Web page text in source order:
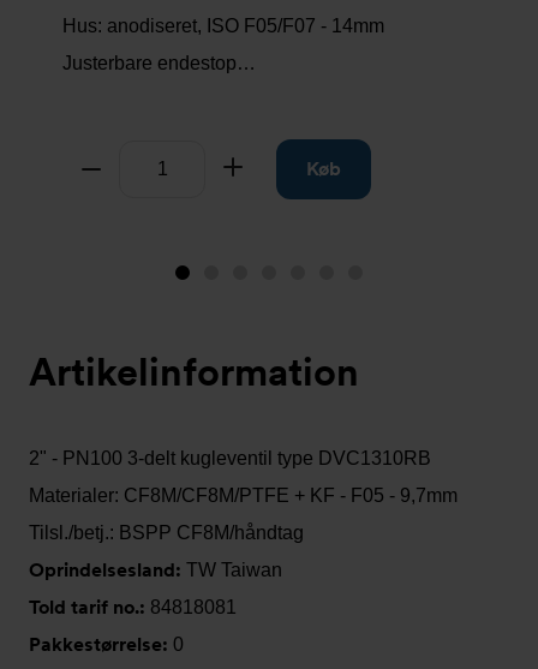
Hus: anodiseret, ISO F05/F07 - 14mm
Justerbare endestop…
Tag fra Køb
Image
showing)
Artikelinformation
2" - PN100 3-delt kugleventil type DVC1310RB
Materialer: CF8M/CF8M/PTFE + KF - F05 - 9,7mm
Tilsl./betj.: BSPP CF8M/håndtag
Oprindelsesland: TW Taiwan
Told tarif no.: 84818081
Pakkestørrelse: 0